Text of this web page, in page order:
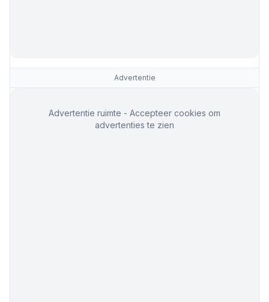
Advertentie
Advertentie ruimte - Accepteer cookies om
advertenties te zien